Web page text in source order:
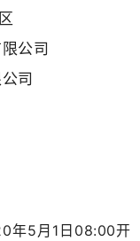
公司
司
年5月1日08:00开